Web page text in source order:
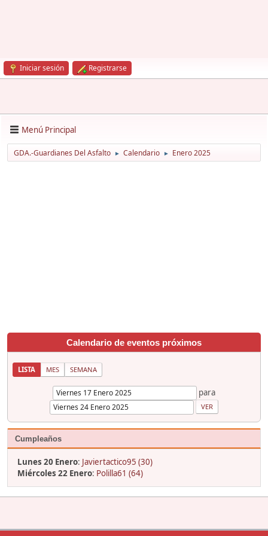
Iniciar sesión Registrarse
Menú Principal
GDA.-Guardianes Del Asfalto ► Calendario ► Enero 2025
Calendario de eventos próximos
LISTA MES SEMANA
para
Cumpleaños
Lunes 20 Enero: Javiertactico95 (30)
Miércoles 22 Enero: Polilla61 (64)